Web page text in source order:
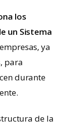
los
un Sistema
ya
para
durante
de la